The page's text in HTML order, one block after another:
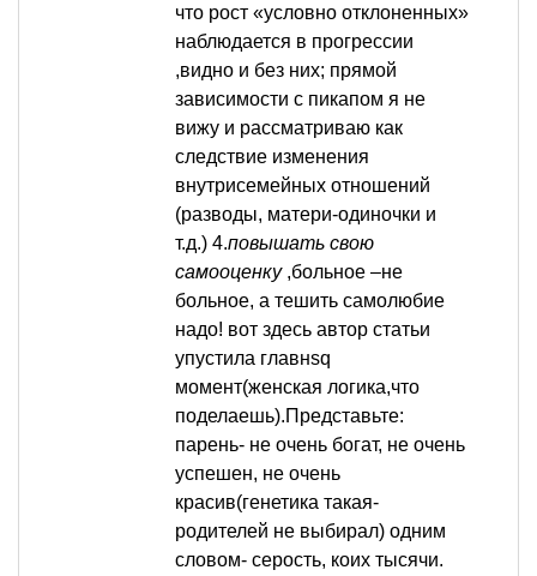
что рост «условно отклоненных»
наблюдается в прогрессии
,видно и без них; прямой
зависимости с пикапом я не
вижу и рассматриваю как
следствие изменения
внутрисемейных отношений
(разводы, матери-одиночки и
т.д.) 4.повышать свою
самооценку,больное –не
больное, а тешить самолюбие
надо! вот здесь автор статьи
упустила главнsq
момент(женская логика,что
поделаешь).Представьте:
парень- не очень богат, не очень
успешен, не очень
красив(генетика такая-
родителей не выбирал) одним
словом- серость, коих тысячи.